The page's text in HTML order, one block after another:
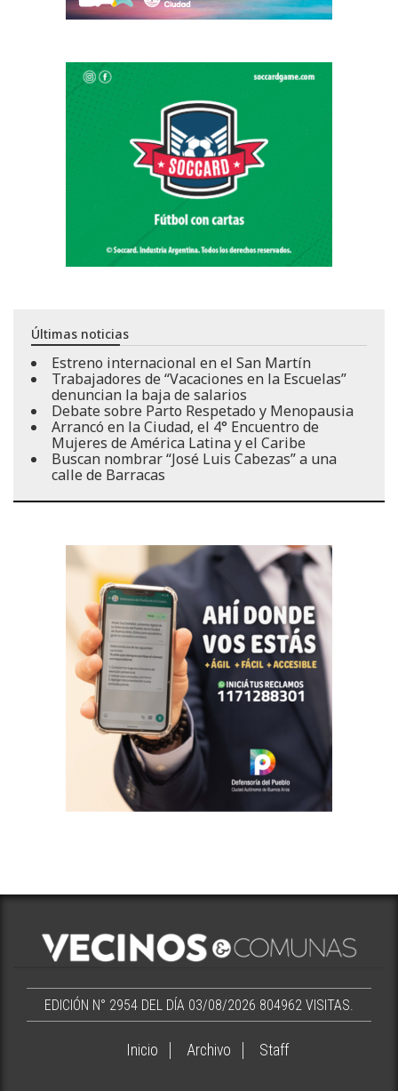
Últimas noticias
Estreno internacional en el San Martín
Trabajadores de “Vacaciones en la Escuelas”
denuncian la baja de salarios
Debate sobre Parto Respetado y Menopausia
Arrancó en la Ciudad, el 4° Encuentro de
Mujeres de América Latina y el Caribe
Buscan nombrar “José Luis Cabezas” a una
calle de Barracas
EDICIÓN N° 2954 DEL DÍA 03/08/2026 804962 VISITAS.
Inicio Archivo Staff